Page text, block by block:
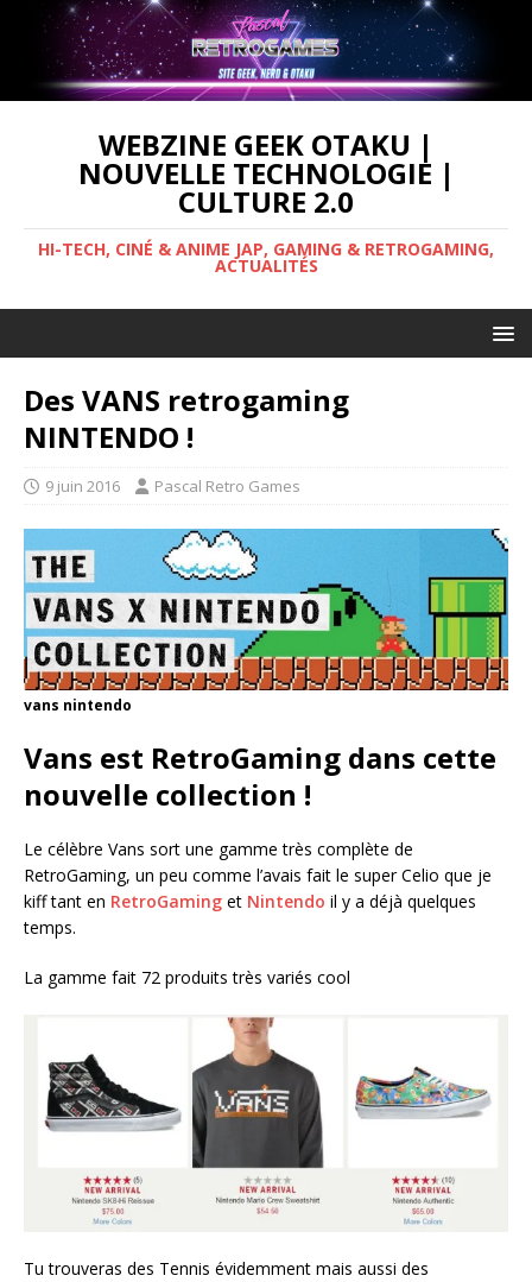
WEBZINE GEEK OTAKU |
NOUVELLE TECHNOLOGIE |
CULTURE 2.0
HI-TECH, CINÉ & ANIME JAP, GAMING & RETROGAMING,
ACTUALITÉS
Des VANS retrogaming
NINTENDO !
9 juin 2016 Pascal Retro Games
vans nintendo
Vans est RetroGaming dans cette
nouvelle collection !
Le célèbre Vans sort une gamme très complète de
RetroGaming, un peu comme l’avais fait le super Celio que je
kiff tant en RetroGaming et Nintendo il y a déjà quelques
temps.
La gamme fait 72 produits très variés cool
Tu trouveras des Tennis évidemment mais aussi des